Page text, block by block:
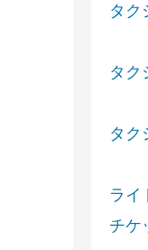
タク
タク
タク
ライ
チケ